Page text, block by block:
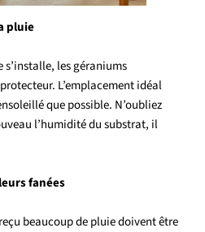
pluie
les géraniums
L’emplacement idéal
que possible. N’oubliez
l’humidité du substrat, il
fanées
beaucoup de pluie doivent être